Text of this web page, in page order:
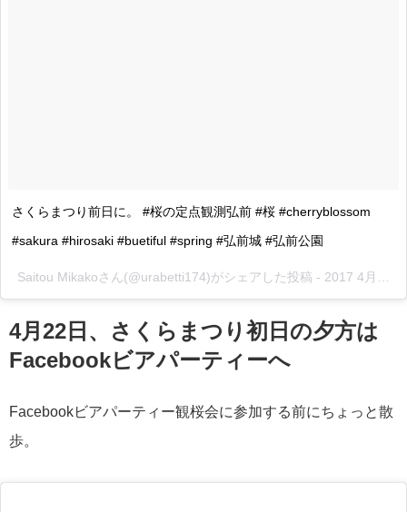
さくらまつり前日に。 #桜の定点観測弘前 #桜 #cherryblossom
#sakura #hirosaki #buetiful #spring #弘前城 #弘前公園
Saitou Mikakoさん(@urabetti174)がシェアした投稿 - 2017 4月 21 3:21午前 PDT
4月22日、さくらまつり初日の夕方は
Facebookビアパーティーへ
Facebookビアパーティー観桜会に参加する前にちょっと散
歩。